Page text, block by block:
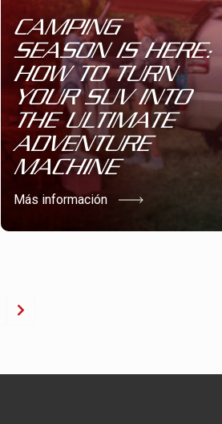
CAMPING
SEASON IS HERE:
HOW TO TURN
YOUR SUV INTO
THE ULTIMATE
ADVENTURE
MACHINE
Más información